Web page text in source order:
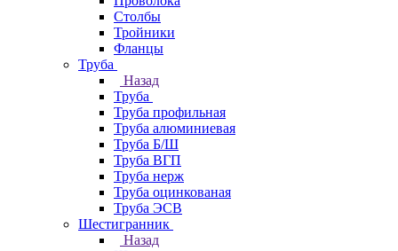
Столбы
Тройники
Фланцы
Труба
Назад
Труба
Труба профильная
Труба алюминиевая
Труба Б/Ш
Труба ВГП
Труба нерж
Труба оцинкованая
Труба ЭСВ
Шестигранник
Назад